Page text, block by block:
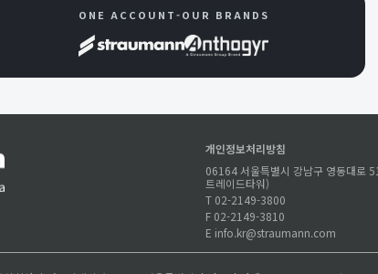
ONE ACCOUNT-OUR BRANDS
개인정보처리방침
06164 서울특별시 강남구 영동대로
트레이드타워)
T 02-2149-3800
F 02-2149-3810
E info.kr@straumann.com